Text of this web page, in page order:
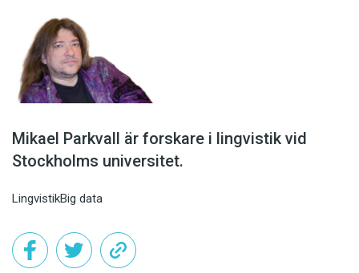
Mikael Parkvall är forskare i lingvistik vid
Stockholms universitet.
LingvistikBig data